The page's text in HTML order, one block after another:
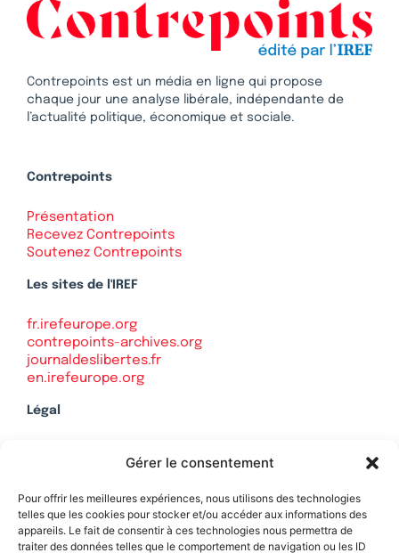
Gérer le consentement
Pour offrir les meilleures expériences, nous utilisons des technologies
telles que les cookies pour stocker et/ou accéder aux informations des
appareils. Le fait de consentir à ces technologies nous permettra de
traiter des données telles que le comportement de navigation ou les ID
Contrepoints est un média en ligne qui propose
chaque jour une analyse libérale, indépendante de
l’actualité politique, économique et sociale.
Contrepoints
Présentation
Recevez Contrepoints
Soutenez Contrepoints
Les sites de l'IREF
fr.irefeurope.org
contrepoints-archives.org
journaldeslibertes.fr
en.irefeurope.org
Légal
Politique de confidentialité